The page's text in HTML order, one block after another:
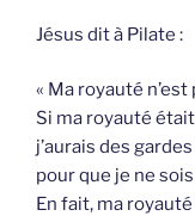
Jésus dit à Pilate :
« Ma royauté
Si ma royauté
j’aurais des
pour que je ne
En fait, ma royauté